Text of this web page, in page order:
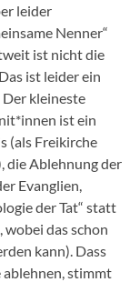
leider
Nenner“
ist nicht die
ist leider ein
kleineste
ist ein
(als Freikirche
die Ablehnung der
Evanglien,
der Tat“ statt
das schon
kann). Dass
stimmt